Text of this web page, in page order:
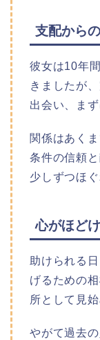
支配から
彼女は10年
きましたが
出会い、ま
関係はあく
条件の信頼
少しずつほ
心がほど
助けられる
げるための
所として見始
やがて過去